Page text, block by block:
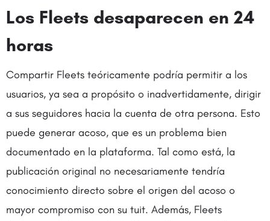
Los Fleets desaparecen en 24
horas
Compartir Fleets teóricamente podría permitir a los
usuarios, ya sea a propósito o inadvertidamente, dirigir
a sus seguidores hacia la cuenta de otra persona. Esto
puede generar acoso, que es un problema bien
documentado en la plataforma. Tal como está, la
publicación original no necesariamente tendría
conocimiento directo sobre el origen del acoso o
mayor compromiso con su tuit. Además, Fleets